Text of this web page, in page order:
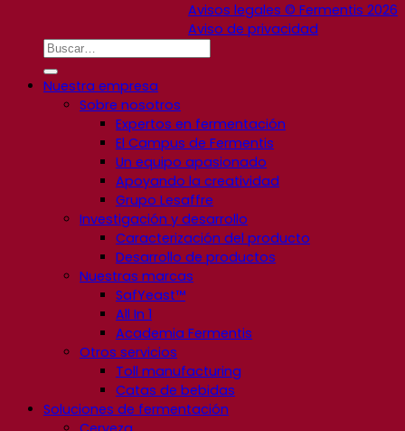
Avisos legales © Fermentis 2026
Aviso de privacidad
Nuestra empresa
Sobre nosotros
Expertos en fermentación
El Campus de Fermentis
Un equipo apasionado
Apoyando la creatividad
Grupo Lesaffre
Investigación y desarrollo
Caracterización del producto
Desarrollo de productos
Nuestras marcas
SafYeast™
All In 1
Academia Fermentis
Otros servicios
Toll manufacturing
Catas de bebidas
Soluciones de fermentación